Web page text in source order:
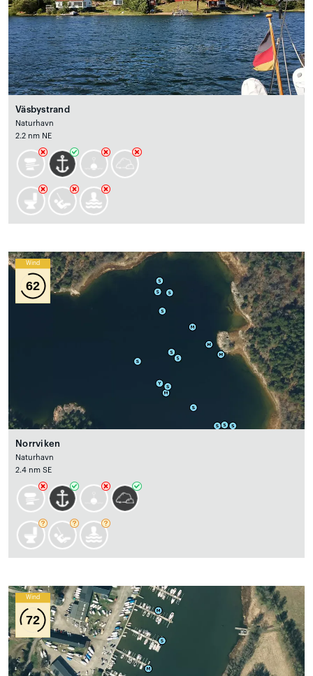
Väsbystrand
Naturhavn
2.2 nm NE
Wind
62
Norrviken
Naturhavn
2.4 nm SE
Wind
72